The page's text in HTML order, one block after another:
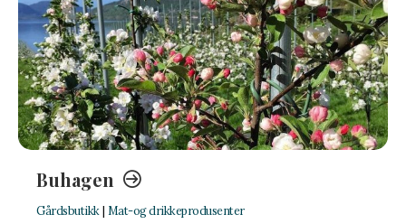
Buhagen
Gårdsbutikk| Mat-og drikkeprodusenter